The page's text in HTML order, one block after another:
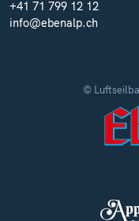
+41 71 799 12 12
info@ebenalp.ch
©